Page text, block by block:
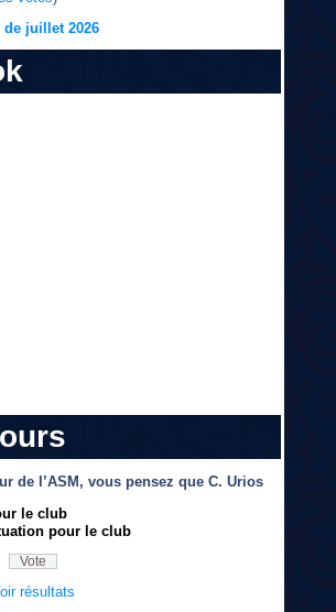
juillet 2026
de l’ASM, vous pensez que C. Urios
le club
pour le club
résultats